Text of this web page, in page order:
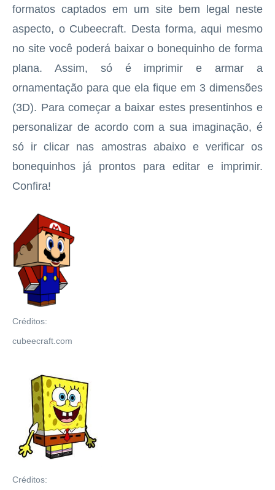
formatos captados em um site bem legal neste
aspecto, o Cubeecraft. Desta forma, aqui mesmo
no site você poderá baixar o bonequinho de forma
plana. Assim, só é imprimir e armar a
ornamentação para que ela fique em 3 dimensões
(3D). Para começar a baixar estes presentinhos e
personalizar de acordo com a sua imaginação, é
só ir clicar nas amostras abaixo e verificar os
bonequinhos já prontos para editar e imprimir.
Confira!
Créditos:
cubeecraft.com
Créditos: